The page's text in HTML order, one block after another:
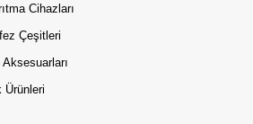
Cihazları
Çeşitleri
Ürünleri